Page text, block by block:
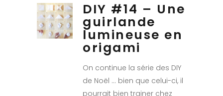
DIY #14 – Une
guirlande
lumineuse en
origami
On continue la série des DIY
de Noël … bien que celui-ci, il
pourrait bien trainer chez